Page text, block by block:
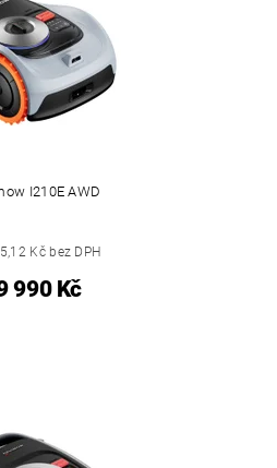
I210E AWD
Kč bez DPH
990 Kč